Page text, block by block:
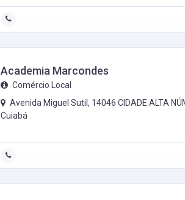
Academia Marcondes
Comércio Local
Avenida Miguel Sutil, 14046 CIDADE ALTA
Cuiabá